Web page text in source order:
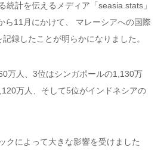
統計を伝えるメディア「seasia.stats」
ら11月にかけて、 マレーシアへの国際
録したことが明らかになりました。
万人、3位はシンガポールの1,130万
万人、そして5位がインドネシアの
クによって大きな影響を受けました